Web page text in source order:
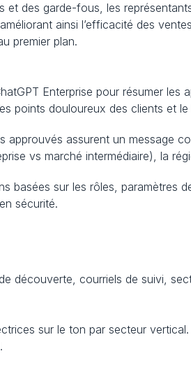
des garde-fous, les
ainsi l’efficacité des
premier plan.
Enterprise pour résumer les
points douloureux des clients et
approuvés assurent un message
vs marché intermédiaire), la
basées sur les rôles, paramètres
sécurité.
découverte, courriels de suivi,
sur le ton par secteur